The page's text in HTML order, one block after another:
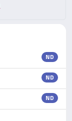
ND
ND
ND